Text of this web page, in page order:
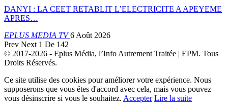
DANYI : LA CEET RETABLIT L’ELECTRICITE A APEYEME
APRES…
EPLUS MEDIA TV6 Août 2026
Prev Next 1 De 142
© 2017-2026 - Eplus Média, l’Info Autrement Traitée | EPM. Tous
Droits Réservés.
Ce site utilise des cookies pour améliorer votre expérience. Nous
supposerons que vous êtes d'accord avec cela, mais vous pouvez
vous désinscrire si vous le souhaitez. Accepter Lire la suite